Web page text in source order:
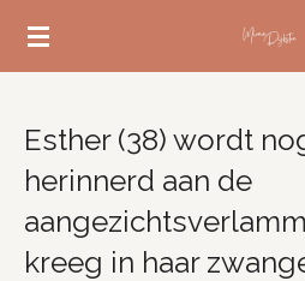
Ga
hoofdinhoud
Esther (38) wordt
herinnerd aan de
kreeg in haar